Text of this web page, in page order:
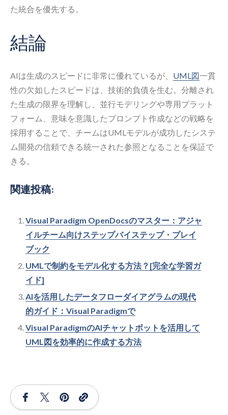
た統合を優先する。
結論
AIは生成のスピードに非常に優れているが、 UML図一貫
性の欠如したスピードは、技術的負債を生む。分離され
た生成の限界を理解し、並行モデリングや専用プラット
フォーム、意味を意識したプロンプト作成などの戦略を
採用することで、チームはUMLモデルが成功したシステ
ム開発の信頼できる統一された参照となることを保証で
きる。
関連投稿:
Visual Paradigm OpenDocsのマスター：アジャ
イルチーム向けステップバイステップ・プレイ
ブック
UMLで制約をモデル化する方法？[完全な学習ガ
イド]
AIを活用したデータフローダイアグラムの現代
的ガイド：Visual Paradigmで
Visual ParadigmのAIチャットボットを活用して
UML図を効率的に作成する方法